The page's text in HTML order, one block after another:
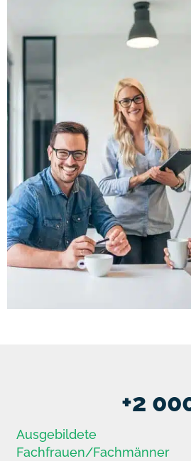
Ausgebildete
Fachfrauen/Fachmänner
+2